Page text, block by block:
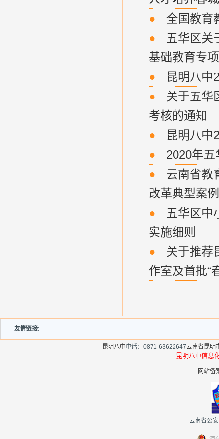
● 全国教育
● 五华区关
基础教育专
● 昆明八中
● 关于五华
考核的通知
● 昆明八中
● 2020年五
● 云南省教
改革典型案
● 五华区中
实施细则
● 关于推荐
作室及首批“
友情链接:
昆明八中电话：0871-63622647云南省昆明
昆明八中信
网站备
云南省公